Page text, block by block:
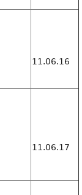
11.06.16
11.06.17